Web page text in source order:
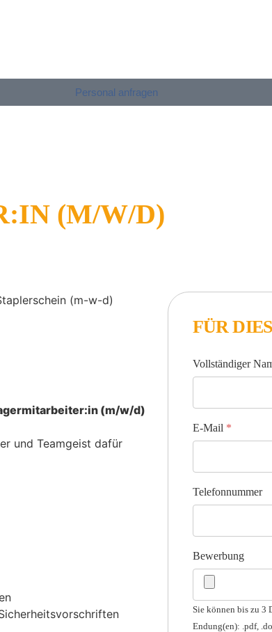
Personal anfragen
(M/W/D)
(m-w-d)
(m/w/d)
und Teamgeist dafür
FÜR
Vollständiger
E-Mail *
Telefonnummer
Bewerbung
Sie können bis zu 3
Endung(en): .pdf,